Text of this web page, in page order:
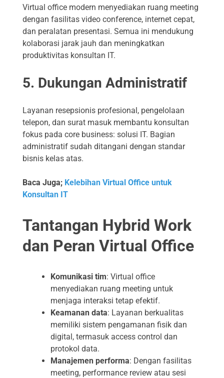
Virtual office modern menyediakan ruang meeting
dengan fasilitas video conference, internet cepat,
dan peralatan presentasi. Semua ini mendukung
kolaborasi jarak jauh dan meningkatkan
produktivitas konsultan IT.
5. Dukungan Administratif
Layanan resepsionis profesional, pengelolaan
telepon, dan surat masuk membantu konsultan
fokus pada core business: solusi IT. Bagian
administratif sudah ditangani dengan standar
bisnis kelas atas.
Baca Juga; Kelebihan Virtual Office untuk
Konsultan IT
Tantangan Hybrid Work
dan Peran Virtual Office
Komunikasi tim: Virtual office
menyediakan ruang meeting untuk
menjaga interaksi tetap efektif.
Keamanan data: Layanan berkualitas
memiliki sistem pengamanan fisik dan
digital, termasuk access control dan
protokol data.
Manajemen performa: Dengan fasilitas
meeting, performance review atau sesi